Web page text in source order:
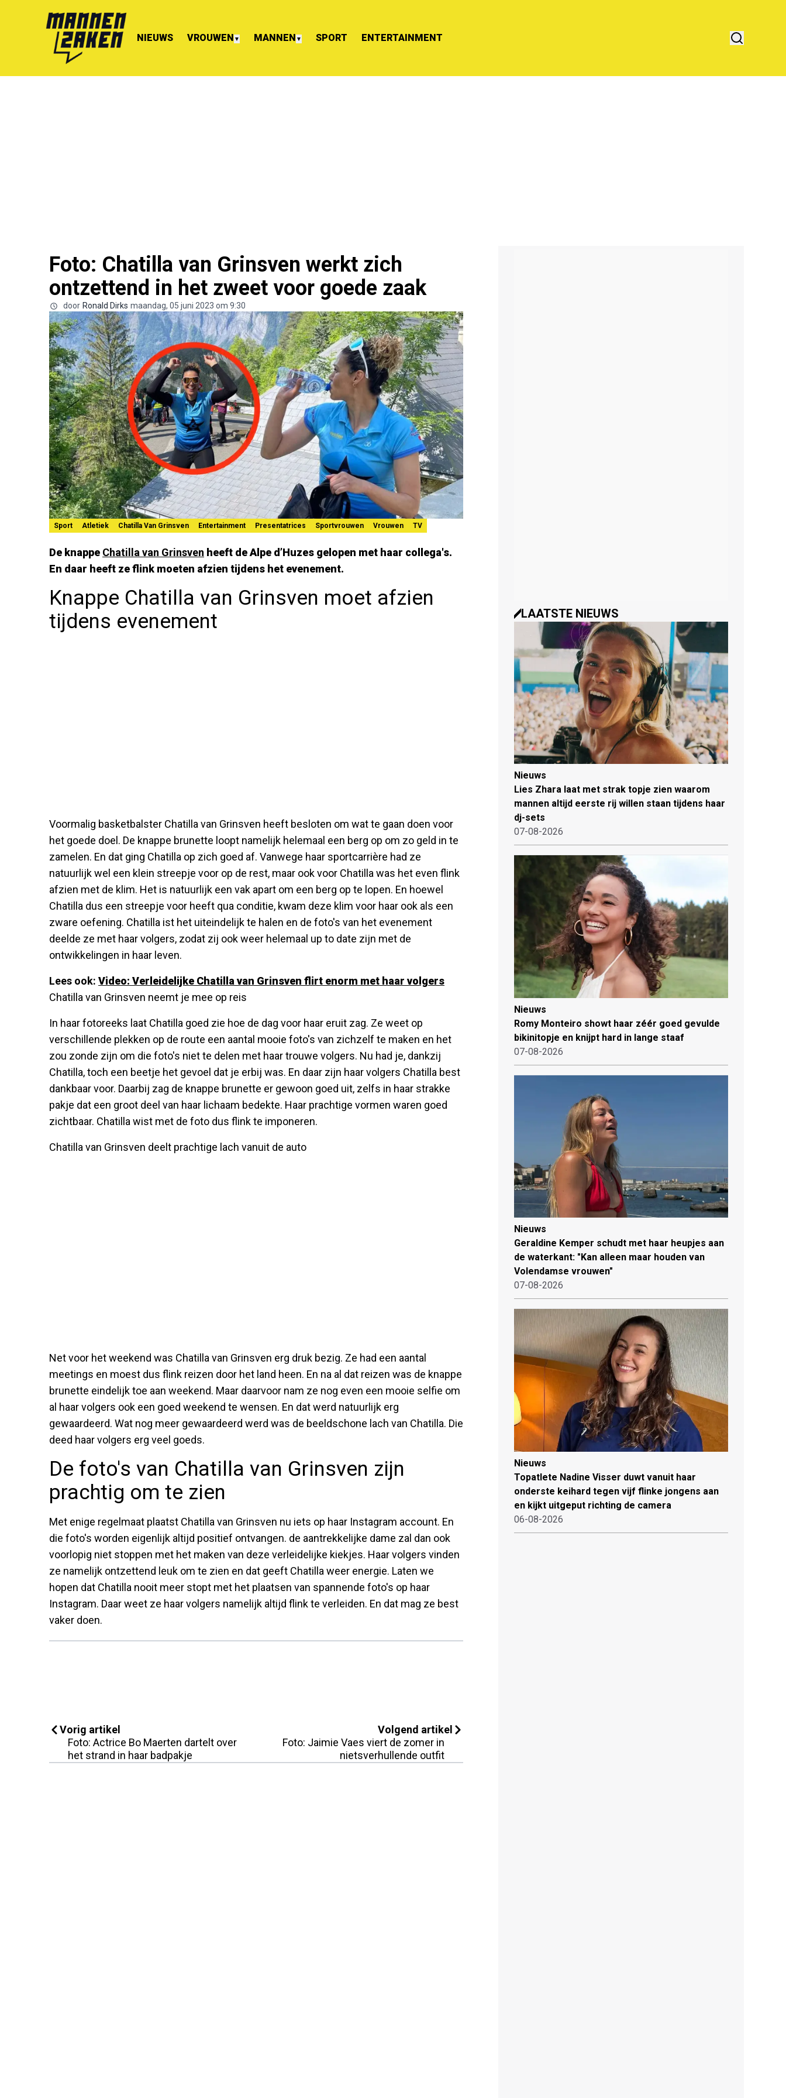
NIEUWS VROUWEN ▼ MANNEN ▼ SPORT ENTERTAINMENT
Foto: Chatilla van Grinsven werkt zich
ontzettend in het zweet voor goede zaak
door Ronald Dirks maandag, 05 juni 2023 om 9:30
Sport Atletiek Chatilla Van Grinsven Entertainment Presentatrices Sportvrouwen Vrouwen TV
De knappe Chatilla van Grinsven heeft de Alpe d’Huzes gelopen met haar collega's.
En daar heeft ze flink moeten afzien tijdens het evenement.
Knappe Chatilla van Grinsven moet afzien
tijdens evenement
Voormalig basketbalster Chatilla van Grinsven heeft besloten om wat te gaan doen voor
het goede doel. De knappe brunette loopt namelijk helemaal een berg op om zo geld in te
zamelen. En dat ging Chatilla op zich goed af. Vanwege haar sportcarrière had ze
natuurlijk wel een klein streepje voor op de rest, maar ook voor Chatilla was het even flink
afzien met de klim. Het is natuurlijk een vak apart om een berg op te lopen. En hoewel
Chatilla dus een streepje voor heeft qua conditie, kwam deze klim voor haar ook als een
zware oefening. Chatilla ist het uiteindelijk te halen en de foto's van het evenement
deelde ze met haar volgers, zodat zij ook weer helemaal up to date zijn met de
ontwikkelingen in haar leven.
Lees ook: Video: Verleidelijke Chatilla van Grinsven flirt enorm met haar volgers
Chatilla van Grinsven neemt je mee op reis
In haar fotoreeks laat Chatilla goed zie hoe de dag voor haar eruit zag. Ze weet op
verschillende plekken op de route een aantal mooie foto's van zichzelf te maken en het
zou zonde zijn om die foto's niet te delen met haar trouwe volgers. Nu had je, dankzij
Chatilla, toch een beetje het gevoel dat je erbij was. En daar zijn haar volgers Chatilla best
dankbaar voor. Daarbij zag de knappe brunette er gewoon goed uit, zelfs in haar strakke
pakje dat een groot deel van haar lichaam bedekte. Haar prachtige vormen waren goed
zichtbaar. Chatilla wist met de foto dus flink te imponeren.
Chatilla van Grinsven deelt prachtige lach vanuit de auto
Net voor het weekend was Chatilla van Grinsven erg druk bezig. Ze had een aantal
meetings en moest dus flink reizen door het land heen. En na al dat reizen was de knappe
brunette eindelijk toe aan weekend. Maar daarvoor nam ze nog even een mooie selfie om
al haar volgers ook een goed weekend te wensen. En dat werd natuurlijk erg
gewaardeerd. Wat nog meer gewaardeerd werd was de beeldschone lach van Chatilla. Die
deed haar volgers erg veel goeds.
De foto's van Chatilla van Grinsven zijn
prachtig om te zien
Met enige regelmaat plaatst Chatilla van Grinsven nu iets op haar Instagram account. En
die foto's worden eigenlijk altijd positief ontvangen. de aantrekkelijke dame zal dan ook
voorlopig niet stoppen met het maken van deze verleidelijke kiekjes. Haar volgers vinden
ze namelijk ontzettend leuk om te zien en dat geeft Chatilla weer energie. Laten we
hopen dat Chatilla nooit meer stopt met het plaatsen van spannende foto's op haar
Instagram. Daar weet ze haar volgers namelijk altijd flink te verleiden. En dat mag ze best
vaker doen.
Vorig artikel
Foto: Actrice Bo Maerten dartelt over
het strand in haar badpakje
Volgend artikel
Foto: Jaimie Vaes viert de zomer in
nietsverhullende outfit
LAATSTE NIEUWS
Nieuws
Lies Zhara laat met strak topje zien waarom
mannen altijd eerste rij willen staan tijdens haar
dj-sets
07-08-2026
Nieuws
Romy Monteiro showt haar zéér goed gevulde
bikinitopje en knijpt hard in lange staaf
07-08-2026
Nieuws
Geraldine Kemper schudt met haar heupjes aan
de waterkant: "Kan alleen maar houden van
Volendamse vrouwen"
07-08-2026
Nieuws
Topatlete Nadine Visser duwt vanuit haar
onderste keihard tegen vijf flinke jongens aan
en kijkt uitgeput richting de camera
06-08-2026